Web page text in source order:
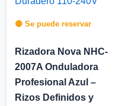
🟡 Se puede reservar
Rizadora Nova NHC-
2007A Onduladora
Profesional Azul –
Rizos Definidos y